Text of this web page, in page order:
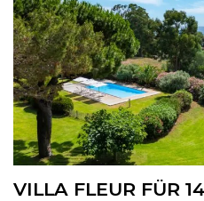
VILLA FLEUR FÜR